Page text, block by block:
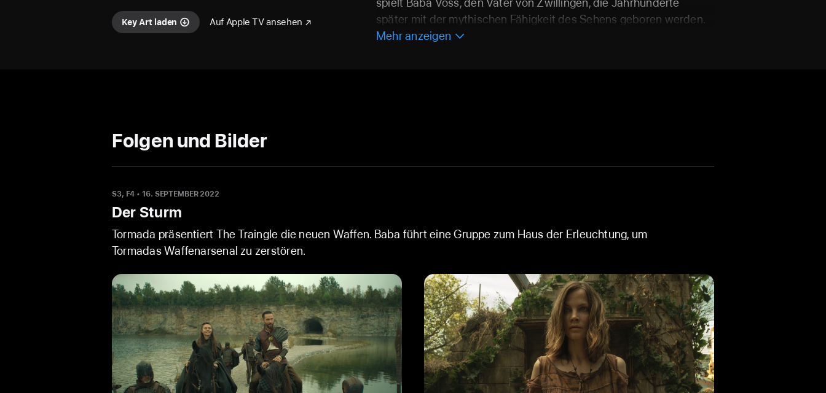
Key Art laden Auf Apple TV ansehen
später mit der mythischen Fähigkeit des Sehens geboren werden.
Baba muss seinen Stamm vor einer mächtigen, aber verzweifelten
Mehr anzeigen
Folgen und Bilder
S3, F4 • 16. SEPTEMBER 2022
Der Sturm
Tormada präsentiert The Traingle die neuen Waffen. Baba führt eine Gruppe zum Haus der Erleuchtung, um
Tormadas Waffenarsenal zu zerstören.